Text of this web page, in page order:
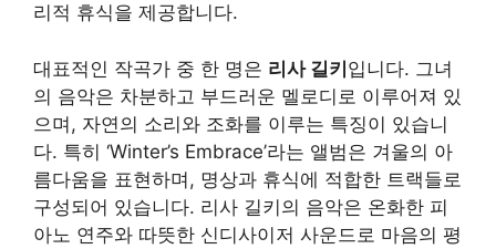
리적 휴식을 제공합니다.
대표적인 작곡가 중 한 명은 리사 길키입니다. 그녀
의 음악은 차분하고 부드러운 멜로디로 이루어져 있
으며, 자연의 소리와 조화를 이루는 특징이 있습니
다. 특히 ‘Winter’s Embrace’라는 앨범은 겨울의 아
름다움을 표현하며, 명상과 휴식에 적합한 트랙들로
구성되어 있습니다. 리사 길키의 음악은 온화한 피
아노 연주와 따뜻한 신디사이저 사운드로 마음의 평